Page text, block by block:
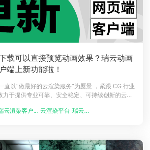
案
案
案
案
案
案
载可以直接预览动画效果？瑞云动画
端上新功能啦！
直以“做最好的云渲染服务”为愿景 ，紧跟 CG 行业
力于提供专业可靠、安全稳定、可持续创新的云渲
业持续领先的原因。之前给大家分享了我们效果
云渲染客户... 云渲染平台 瑞云渲染